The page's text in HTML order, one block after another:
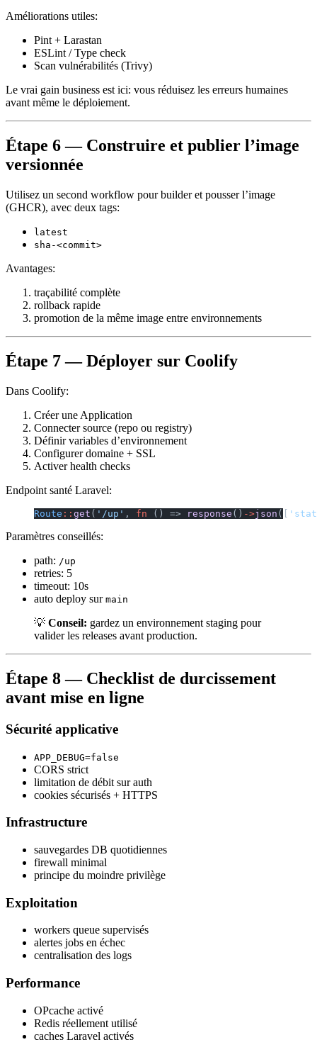
Améliorations utiles:
Pint + Larastan
ESLint / Type check
Scan vulnérabilités (Trivy)
Le vrai gain business est ici: vous réduisez les erreurs humaines
avant même le déploiement.
Étape 6 — Construire et publier l’image
versionnée
Utilisez un second workflow pour builder et pousser l’image
(GHCR), avec deux tags:
latest
sha-<commit>
Avantages:
traçabilité complète
rollback rapide
promotion de la même image entre environnements
Étape 7 — Déployer sur Coolify
Dans Coolify:
Créer une Application
Connecter source (repo ou registry)
Définir variables d’environnement
Configurer domaine + SSL
Activer health checks
Endpoint santé Laravel:
Route :: get ( '/up' , fn () => response () ->json ([
Paramètres conseillés:
path: /up
retries: 5
timeout: 10s
auto deploy sur main
💡 Conseil: gardez un environnement staging pour
valider les releases avant production.
Étape 8 — Checklist de durcissement
avant mise en ligne
Sécurité applicative
APP_DEBUG=false
CORS strict
limitation de débit sur auth
cookies sécurisés + HTTPS
Infrastructure
sauvegardes DB quotidiennes
firewall minimal
principe du moindre privilège
Exploitation
workers queue supervisés
alertes jobs en échec
centralisation des logs
Performance
OPcache activé
Redis réellement utilisé
caches Laravel activés